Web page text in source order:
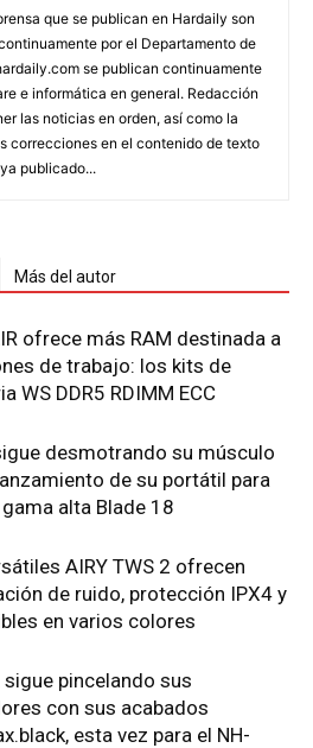
que se publican en Hardaily son
por el Departamento de
se publican continuamente
e informática en general. Redacción
las noticias en orden, así como la
correcciones en el contenido de texto
ya publicado...
Más del autor
ofrece más RAM destinada a
de trabajo: los kits de
WS DDR5 RDIMM ECC
desmotrando su músculo
de su portátil para
alta Blade 18
AIRY TWS 2 ofrecen
de ruido, protección IPX4 y
en varios colores
sigue pincelando sus
con sus acabados
esta vez para el NH-